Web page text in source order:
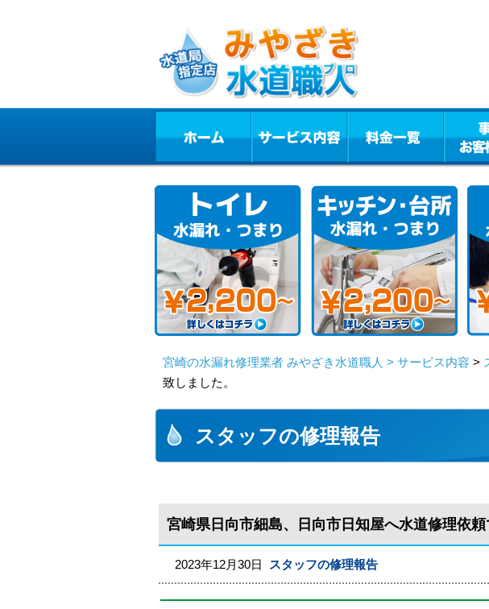
宮崎の水漏れ修理業者 みやざき水道職人 > サービス内容 >
致しました。
スタッフの修理報告
宮崎県日向市細島、日向市日知屋へ水道修理依頼
2023年12月30日 スタッフの修理報告